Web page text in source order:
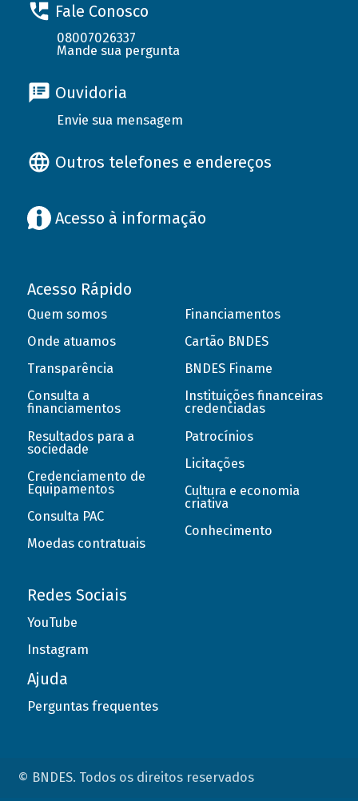
Fale Conosco
08007026337
Mande sua pergunta
Ouvidoria
Envie sua mensagem
Outros telefones e endereços
Acesso à informação
Acesso Rápido
Quem somos
Onde atuamos
Transparência
Consulta a
financiamentos
Resultados para a
sociedade
Credenciamento de
Equipamentos
Consulta PAC
Moedas contratuais
Financiamentos
Cartão BNDES
BNDES Finame
Instituições financeiras
credenciadas
Patrocínios
Licitações
Cultura e economia
criativa
Conhecimento
Redes Sociais
YouTube
Instagram
Ajuda
Perguntas frequentes
© BNDES. Todos os direitos reservados